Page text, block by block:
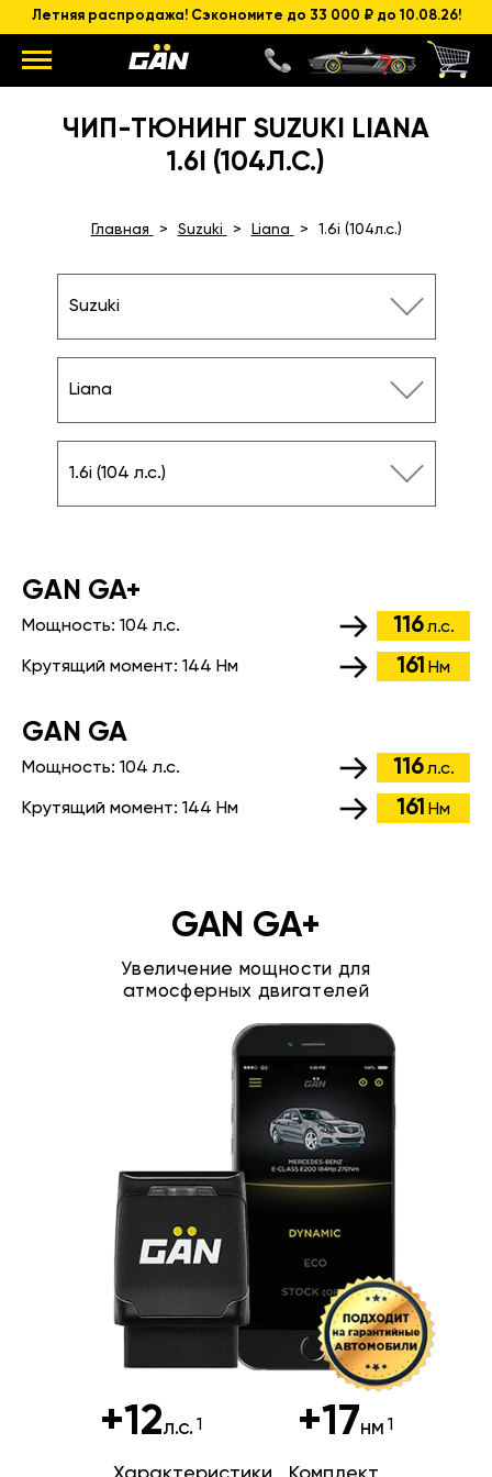
Летняя распродажа! Сэкономите до 33 000 ₽ до 10.08.26!
ЧИП-ТЮНИНГ SUZUKI LIANA
1.6I (104Л.С.)
Главная Suzuki Liana 1.6i (104л.с.)
Suzuki
Liana
1.6i (104 л.с.)
GАN GA+
Мощность: 104 л.с. 116 л.с.
Крутящий момент: 144 Нм 161 Нм
GАN GA
Мощность: 104 л.с. 116 л.с.
Крутящий момент: 144 Нм 161 Нм
GAN GA+
Увеличение мощности для
атмосферных двигателей
+12л.с. +17нм